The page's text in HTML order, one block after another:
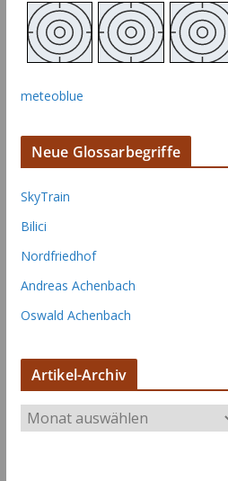
meteoblue
Neue Glossarbegriffe
SkyTrain
Bilici
Nordfriedhof
Andreas Achenbach
Oswald Achenbach
Artikel-Archiv
r